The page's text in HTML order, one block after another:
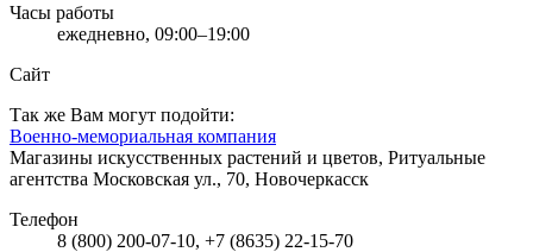
Часы работы
ежедневно, 09:00–19:00
Сайт
Так же Вам могут подойти:
Военно-мемориальная компания
Магазины искусственных растений и цветов, Ритуальные
агентства Московская ул., 70, Новочеркасск
Телефон
8 (800) 200-07-10, +7 (8635) 22-15-70